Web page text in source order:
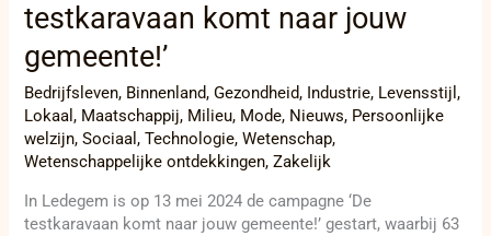
testkaravaan komt naar jouw
gemeente!’
Bedrijfsleven, Binnenland,Gezondheid, Industrie, Levensstijl,
Lokaal, Maatschappij, Milieu, Mode, Nieuws, Persoonlijke
welzijn,Sociaal,Technologie,Wetenschap,
Wetenschappelijke ontdekkingen,Zakelijk
In Ledegem is op 13 mei 2024 de campagne ‘De
testkaravaan komt naar jouw gemeente!’ gestart, waarbij 63